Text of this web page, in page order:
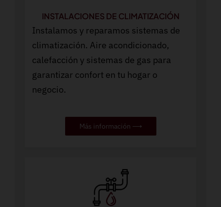
INSTALACIONES DE CLIMATIZACIÓN
Instalamos y reparamos sistemas de
climatización. Aire acondicionado,
calefacción y sistemas de gas para
garantizar confort en tu hogar o
negocio.
Más información ⟶